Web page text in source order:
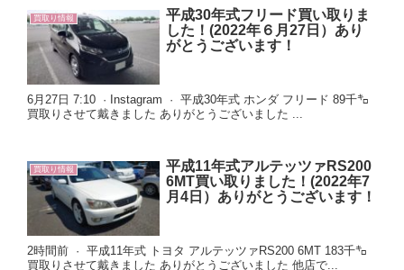
買取り情報
平成30年式フリード買い取りま
した！(2022年６月27日）あり
がとうございます！
6月27日 7:10 · Instagram · 平成30年式 ホンダ フリード 89千㌔
買取りさせて戴きました ありがとうございました ...
買取り情報
平成11年式アルテッツァRS200
6MT買い取りました！(2022年7
月4日）ありがとうございます！
2時間前 · 平成11年式 トヨタ アルテッツァRS200 6MT 183千㌔
買取りさせて戴きました ありがとうございました 他店で...